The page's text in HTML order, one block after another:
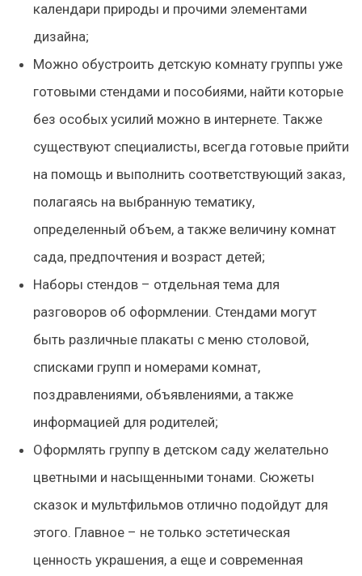
календари природы и прочими элементами
дизайна;
Можно обустроить детскую комнату группы уже
готовыми стендами и пособиями, найти которые
без особых усилий можно в интернете. Также
существуют специалисты, всегда готовые прийти
на помощь и выполнить соответствующий заказ,
полагаясь на выбранную тематику,
определенный объем, а также величину комнат
сада, предпочтения и возраст детей;
Наборы стендов – отдельная тема для
разговоров об оформлении. Стендами могут
быть различные плакаты с меню столовой,
списками групп и номерами комнат,
поздравлениями, объявлениями, а также
информацией для родителей;
Оформлять группу в детском саду желательно
цветными и насыщенными тонами. Сюжеты
сказок и мультфильмов отлично подойдут для
этого. Главное – не только эстетическая
ценность украшения, а еще и современная